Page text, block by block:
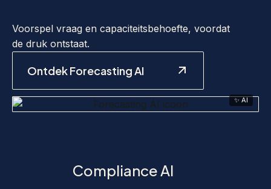
Voorspel vraag en capaciteitsbehoefte, voordat
de druk ontstaat.
Ontdek Forecasting AI
✨ AI
Compliance AI